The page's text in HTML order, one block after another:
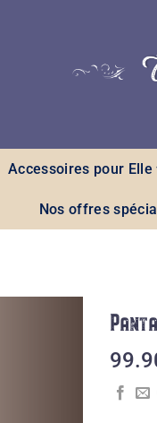
Accessoires pour Elle
Nos offres